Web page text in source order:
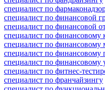
специалист по
специалист по финансовой
специалист по финансовой
специалист по финансовому
специалист по финансовому
специалист по финансовому
специалист по финансовому
специалист по фитнес-
специалист по франчайзингу